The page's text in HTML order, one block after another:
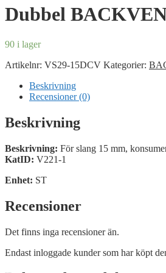
Dubbel
90 i lager
Artikelnr: VS29-15DCV Kategorier:
Beskrivning
Recensioner (0)
Beskrivning
Beskrivning: För slang 15 mm,
KatID: V221-1
Enhet: ST
Recensioner
Det finns inga recensioner än.
Endast inloggade kunder som har köpt